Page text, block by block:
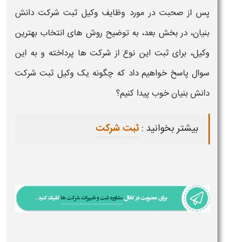
پس از صحبت در مورد وظایف وکیل ثبت شرکت دانش
بنیان، در بخش بعد، به توضیح روش هایانتخاب بهترین
وکیل، برای ثبت این نوع از شرکت ها پرداخته و به این
سوال پاسخ خواهیم داد که چگونه یک وکیل ثبت شرکت
دانش بنیانخوب پیدا کنیم؟
بیشتر بخوانید :ثبت شرکت